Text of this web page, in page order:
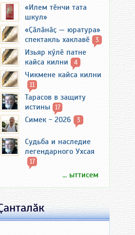
«Илем тӗнчи тата
шкул»
«Ҫӑлӑнӑҫ — юратура»
спектакль хаклавӗ
3
Изьяр кӳлӗ патне
кайса килни
4
Чикмене кайса килни
11
Тарасов в защиту
истины 17
Симек - 2026 3
Судьба и наследие
легендарного Ухсая
17
... ыттисем